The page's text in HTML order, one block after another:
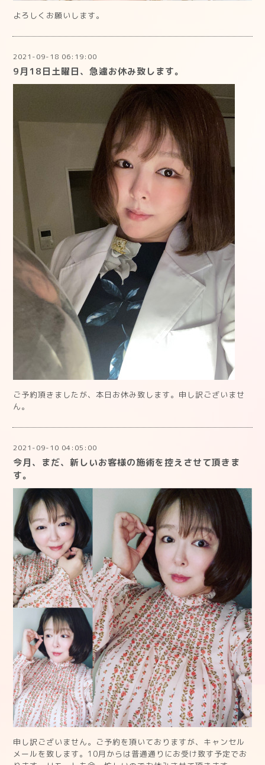
よろしくお願いします。
2021-09-18 06:19:00
9月18日土曜日、急遽お休み致します。
ご予約頂きましたが、本日お休み致します。申し訳ございませ
ん。
2021-09-10 04:05:00
今月、まだ、新しいお客様の施術を控えさせて頂きま
す。
申し訳ございません。ご予約を頂いておりますが、キャンセル
メールを致します。10月からは普通通りにお受け致す予定でお